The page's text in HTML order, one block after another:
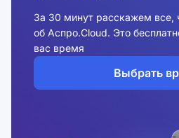
За 30 минут расскажем все,
об Аспро.Cloud. Это
вас время
Выбрать